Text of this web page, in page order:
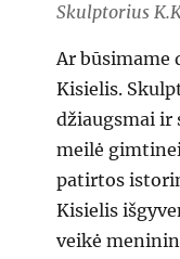
Skulptorius
Ar būsimame
Kisielis.
džiaugsmai ir
meilė
patirtos
Kisielis
veikė